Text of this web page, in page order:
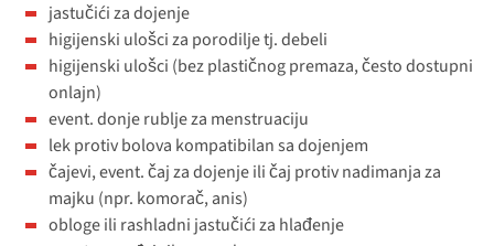
jastučići za dojenje
higijenski ulošci za porodilje tj. debeli
higijenski ulošci (bez plastičnog premaza, često dostupni
onlajn)
event. donje rublje za menstruaciju
lek protiv bolova kompatibilan sa dojenjem
čajevi, event. čaj za dojenje ili čaj protiv nadimanja za
majku (npr. komorač, anis)
obloge ili rashladni jastučići za hlađenje